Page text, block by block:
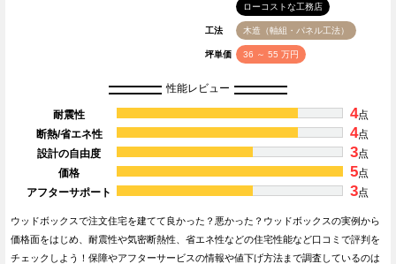
ローコストな工務店
工法 木造（軸組・パネル工法）
坪単価 36 ～ 55 万円
性能レビュー
耐震性 4点
断熱/省エネ性
4点
設計の自由度
3点
価格
5点
アフターサポート
3点
ウッドボックスで注文住宅を建てて良かった？悪かった？ウッドボックスの実例から
価格面をはじめ、耐震性や気密断熱性、省エネ性などの住宅性能など口コミで評判を
チェックしよう！保障やアフターサービスの情報や値下げ方法まで調査しているのは